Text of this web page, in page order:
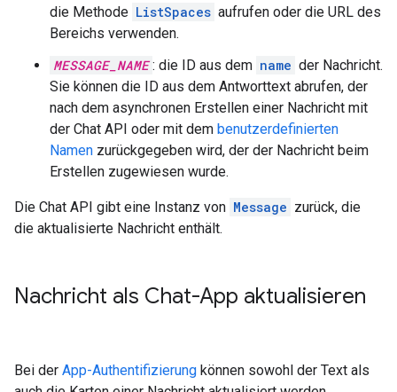
die Methode ListSpaces aufrufen oder die URL des
Bereichs verwenden.
MESSAGE_NAME : die ID aus dem name der Nachricht.
Sie können die ID aus dem Antworttext abrufen, der
nach dem asynchronen Erstellen einer Nachricht mit
der Chat API oder mit dem benutzerdefinierten
Namen zurückgegeben wird, der der Nachricht beim
Erstellen zugewiesen wurde.
Die Chat API gibt eine Instanz von Message zurück, die
die aktualisierte Nachricht enthält.
Nachricht als Chat-App aktualisieren
Bei der App-Authentifizierung können sowohl der Text als